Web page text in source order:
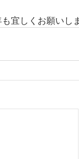
宜しくお願いしま